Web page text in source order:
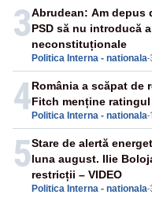
3
Politica Interna - nationala-
Abrudean: Am
PSD să nu introducă
neconstituționale
4 Politica Interna - nationala-
România a scăpat de
Fitch menține
5
Politica Interna - nationala-
Stare de alertă
luna august. Ilie
restricții – VIDEO